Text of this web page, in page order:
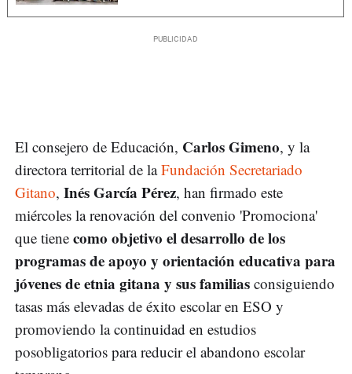
El consejero de Educación, Carlos Gimeno, y la
directora territorial de laFundación Secretariado
Gitano, Inés García Pérez, han firmado este
miércoles la renovación del convenio 'Promociona'
que tiene como objetivo el desarrollo de los
programas de apoyo y orientación educativa para
jóvenes de etnia gitana y sus familias consiguiendo
tasas más elevadas de éxito escolar en ESO y
promoviendo la continuidad en estudios
posobligatorios para reducir el abandono escolar